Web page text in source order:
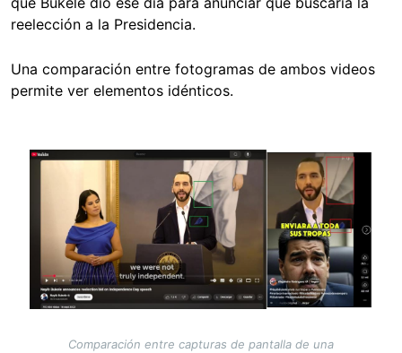
reelección a la Presidencia.
Una comparación entre fotogramas de ambos videos
permite ver elementos idénticos.
Image
Comparación entre capturas de pantalla de una